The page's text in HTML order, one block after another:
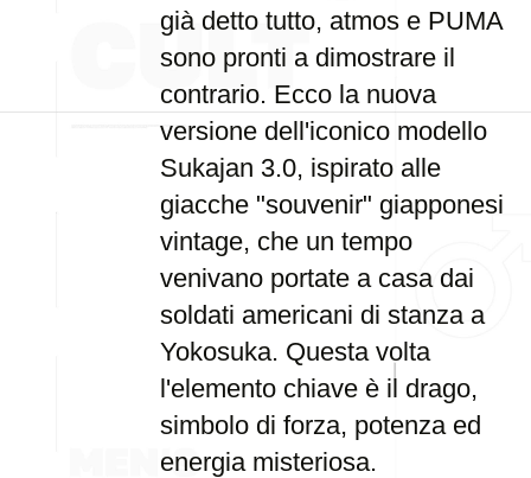
già detto tutto, atmos e PUMA
sono pronti a dimostrare il
contrario. Ecco la nuova
versione dell'iconico modello
Sukajan 3.0, ispirato alle
giacche "souvenir" giapponesi
vintage, che un tempo
venivano portate a casa dai
soldati americani di stanza a
Yokosuka. Questa volta
l'elemento chiave è il drago,
simbolo di forza, potenza ed
energia misteriosa.